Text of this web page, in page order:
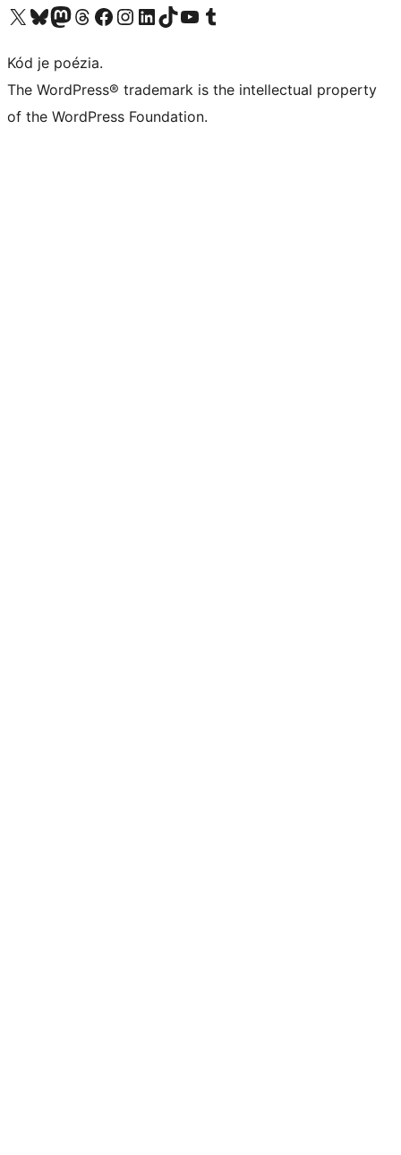
Navštívte náš účet na X (predtým Twitter)
Navštívte náš účet na platforme Bluesky
Navštívte náš účet na Mastodone
Navštívte náš účet na platforme Threads
Navštívte našu stránku na Facebooku
Navštívte náš účet Instagram
Navštívte náš účet LinkedIn
Navštívte náš účet na platforme TikTok
Navštívte náš kanál YouTube
Navštívte náš účet na platforme Tumblr
Kód je poézia.
The WordPress® trademark is the intellectual property
of the WordPress Foundation.